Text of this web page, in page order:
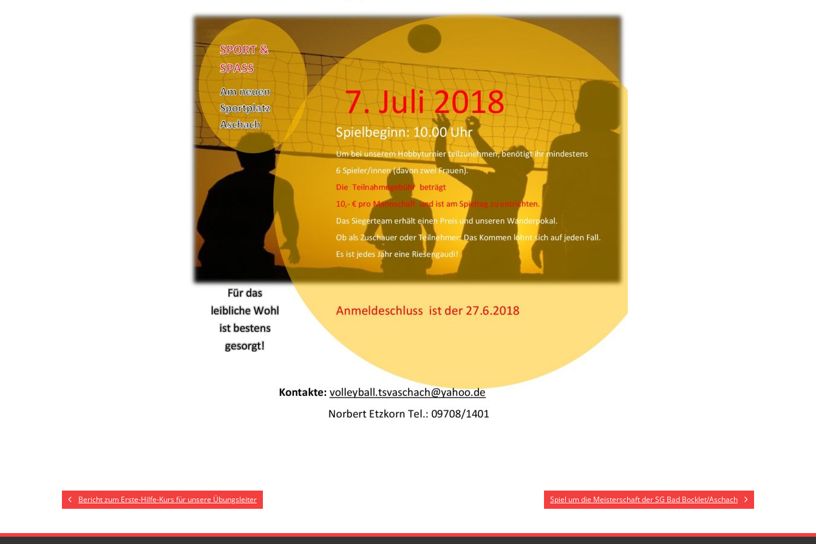
Bericht zum Erste-Hilfe-Kurs für unsere Übungsleiter Spiel um die Meisterschaft der SG Bad Bocklet/Aschach